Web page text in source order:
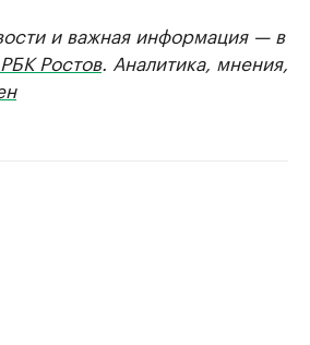
и важная информация — в
Ростов. Аналитика, мнения,